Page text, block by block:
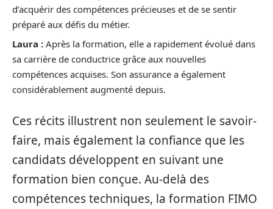
d’acquérir des compétences précieuses et de se sentir
préparé aux défis du métier.
Laura : Après la formation, elle a rapidement évolué dans
sa carrière de conductrice grâce aux nouvelles
compétences acquises. Son assurance a également
considérablement augmenté depuis.
Ces récits illustrent non seulement le savoir-
faire, mais également la confiance que les
candidats développent en suivant une
formation bien conçue. Au-delà des
compétences techniques, la formation FIMO